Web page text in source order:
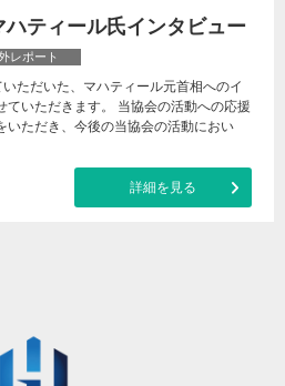
ティール氏インタビュー
レポート
ただいた、マハティール元首相へのイ
ていただきます。 当協会の活動への応援
いただき、今後の当協会の活動におい
詳細を見る